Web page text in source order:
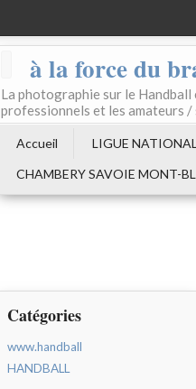
à la force du
La photographie sur le
professionnels et les amateurs
Accueil LIGUE
CHAMBERY SAVOIE MONT-
Catégories
www.handball
HANDBALL